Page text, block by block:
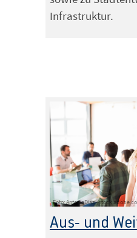
Infrastruktur.
Foto: AntonioDiaz -
Aus- und